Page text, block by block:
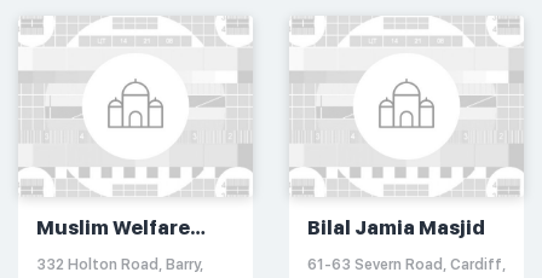
Muslim Welfare
Association
332 Holton Road, Barry,
Bilal Jamia Masjid
61-63 Severn Road, Cardiff,